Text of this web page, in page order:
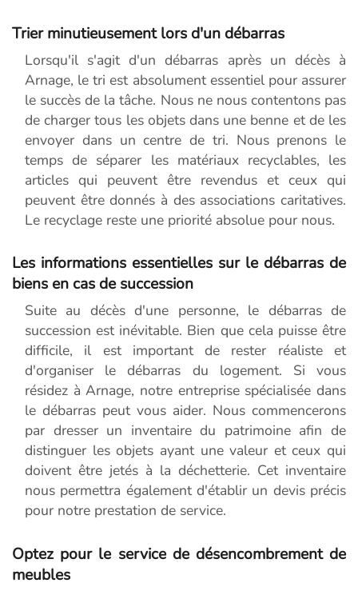
Trier minutieusement lors d'un débarras
Lorsqu'il s'agit d'un débarras après un décès à
Arnage, le tri est absolument essentiel pour assurer
le succès de la tâche. Nous ne nous contentons pas
de charger tous les objets dans une benne et de les
envoyer dans un centre de tri. Nous prenons le
temps de séparer les matériaux recyclables, les
articles qui peuvent être revendus et ceux qui
peuvent être donnés à des associations caritatives.
Le recyclage reste une priorité absolue pour nous.
Les informations essentielles sur le débarras de
biens en cas de succession
Suite au décès d'une personne, le débarras de
succession est inévitable. Bien que cela puisse être
difficile, il est important de rester réaliste et
d'organiser le débarras du logement. Si vous
résidez à Arnage, notre entreprise spécialisée dans
le débarras peut vous aider. Nous commencerons
par dresser un inventaire du patrimoine afin de
distinguer les objets ayant une valeur et ceux qui
doivent être jetés à la déchetterie. Cet inventaire
nous permettra également d'établir un devis précis
pour notre prestation de service.
Optez pour le service de désencombrement de
meubles